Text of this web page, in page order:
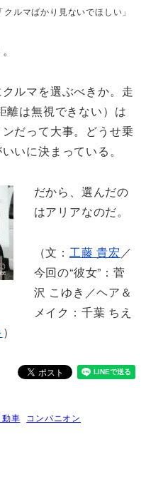
「クルマばかり見ないでほしい」
ルマを選ぶべきか。走
離は無視できない）は
だって大事。どうせ乗
いに決まっている。
だから、選んだの
はアリアなのだ。
（文： 工藤 貴宏 ／
今回の“彼女”：菅
沢 こゆき／ヘア＆
メイク：千葉 ちえ
）
車 コンパニオン